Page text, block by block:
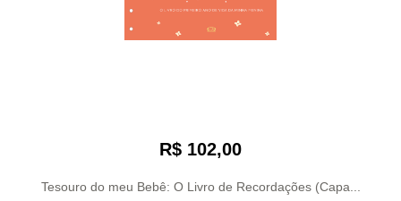
R$ 102,00
Tesouro do meu Bebê: O Livro de Recordações (Capa...